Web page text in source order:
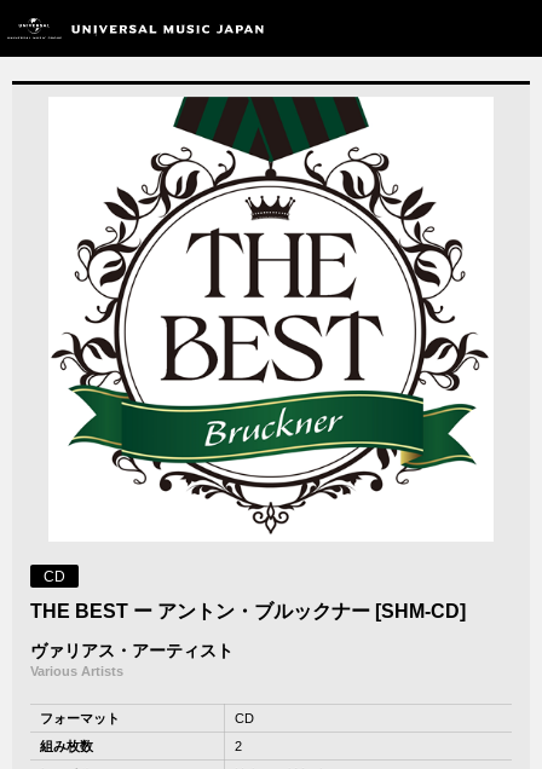
CD
THE BEST ー アントン・ブルックナー [SHM-CD]
ヴァリアス・アーティスト
Various Artists
フォーマット
CD
組み枚数
2